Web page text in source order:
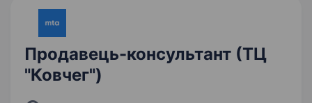
Продавець-консультант (ТЦ
"Ковчег")